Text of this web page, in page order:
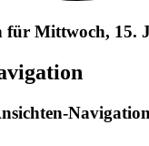
für Mittwoch, 15.
Navigation